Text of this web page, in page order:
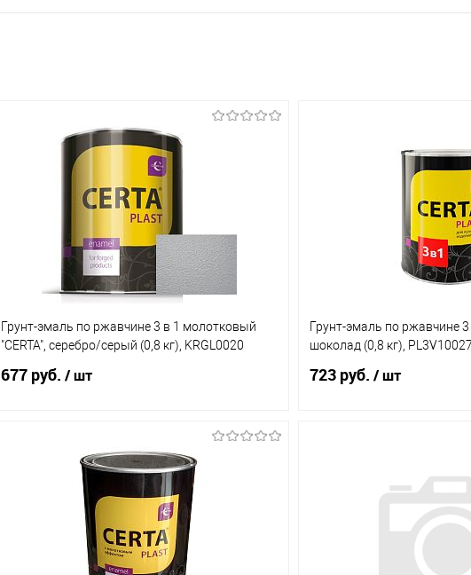
Грунт-эмаль по ржавчине 3 в 1 молотковый
"CERTA", серебро/серый (0,8 кг), KRGL0020
677 руб. / шт
В корзину
Купить в 1 клик
Сравнение
В наличии (11)
Грунт-эмаль по ржавчине 3
шоколад (0,8 кг),
723 руб. / шт
Купить в 1 клик